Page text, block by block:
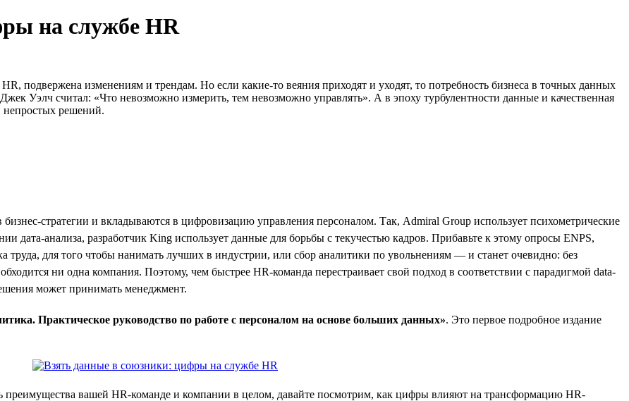
на службе HR
подвержена изменениям и трендам. Но если какие-то веяния приходят и уходят, то потребность бизнеса в точных данных
Уэлч считал: «Что невозможно измерить, тем невозможно управлять». А в эпоху турбулентности данные и качественная
непростых решений.
стратегии и вкладываются в цифровизацию управления персоналом. Так, Admiral Group использует психометрические
дата-анализа, разработчик King использует данные для борьбы с текучестью кадров. Прибавьте к этому опросы ENPS,
труда, для того чтобы нанимать лучших в индустрии, или сбор аналитики по увольнениям — и станет очевидно: без
ни одна компания. Поэтому, чем быстрее HR-команда перестраивает свой подход в соответствии с парадигмой data-
может принимать менеджмент.
Практическое руководство по работе с персоналом на основе больших данных». Это первое подробное издание
преимущества вашей HR-команде и компании в целом, давайте посмотрим, как цифры влияют на трансформацию HR-